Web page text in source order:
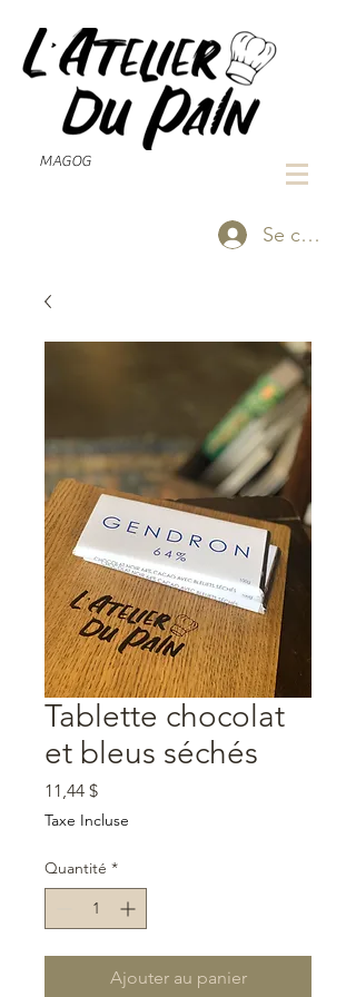
MAGOG
Se
Tablette chocolat
et bleus séchés
11,44 $Prix
Taxe Incluse
Quantité *
Ajouter au panier